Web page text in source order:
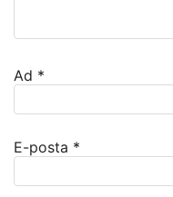
Ad *
E-posta *